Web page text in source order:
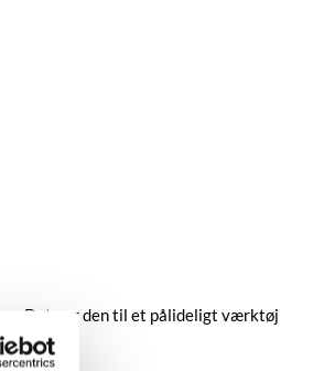
Det gør den til et pålideligt værktøj